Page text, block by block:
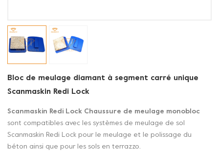
Bloc de meulage diamant à segment carré unique
Scanmaskin Redi Lock
Scanmaskin Redi Lock Chaussure de meulage monobloc
sont compatibles avec les systèmes de meulage de sol
Scanmaskin Redi Lock pour le meulage et le polissage du
béton ainsi que pour les sols en terrazzo.